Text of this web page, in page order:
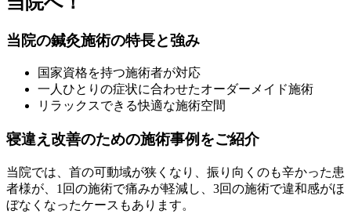
当院の鍼灸施術の特長と強み
国家資格を持つ施術者が対応
一人ひとりの症状に合わせたオーダーメイド施術
リラックスできる快適な施術空間
寝違え改善のための施術事例をご紹介
当院では、首の可動域が狭くなり、振り向くのも辛かった患
者様が、1回の施術で痛みが軽減し、3回の施術で違和感がほ
ぼなくなったケースもあります。